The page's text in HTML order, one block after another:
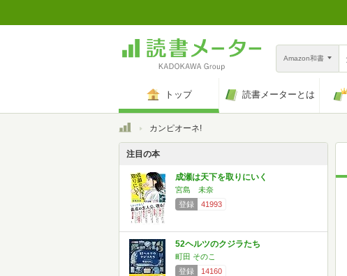
Amazon和書
トップ 読書メーターとは
トップカンピオーネ!
注目の本
成瀬は天下を取りにいく
宮島 未奈
登録
41993
52ヘルツのクジラたち
町田 そのこ
登録
14160